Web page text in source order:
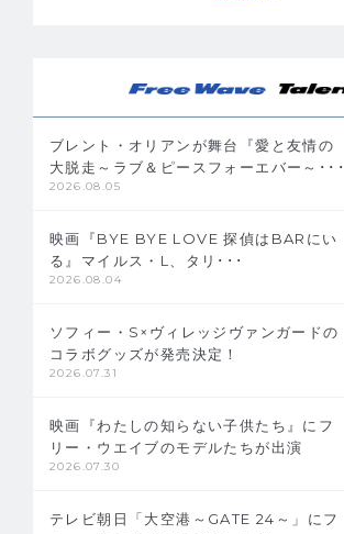
ブレント・オリアンが舞台『愛と友情の
大脱走～ラブ＆ピースフォーエバー～･･･
2026.08.05
映画『BYE BYE LOVE 探偵はBARにい
る』マイルス・L、タリ･･･
2026.08.04
ソフィー・S×ヴィレッジヴァンガードの
コラボグッズが発売決定！
2026.07.31
映画『わたしの知らない子供たち』にフ
リー・ウエイブのモデルたちが出演
2026.07.30
テレビ朝日「大空港～GATE 24～」にフ